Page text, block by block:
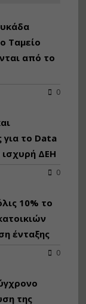
Ταμείο
από το
0
για το Data
ισχυρή ΔΕΗ
0
10% το
ένταξης
0
της
Χρήστος
14 ώρες
έκδοσης
Μπακλατσή
Σαρούκος
8 ώρες